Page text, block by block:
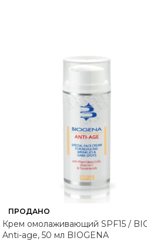
ПРОДАНО
Крем омолаживающий SPF15 /
Anti-age, 50 мл BIOGENA